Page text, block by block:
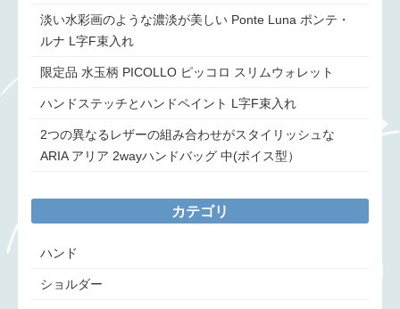
淡い水彩画のような濃淡が美しい Ponte Luna ポンテ・
ルナ L字F束入れ
限定品 水玉柄 PICOLLO ピッコロ スリムウォレット
ハンドステッチとハンドペイント L字F束入れ
2つの異なるレザーの組み合わせがスタイリッシュな
ARIA アリア 2wayハンドバッグ 中(ポイス型）
カテゴリ
ハンド
ショルダー